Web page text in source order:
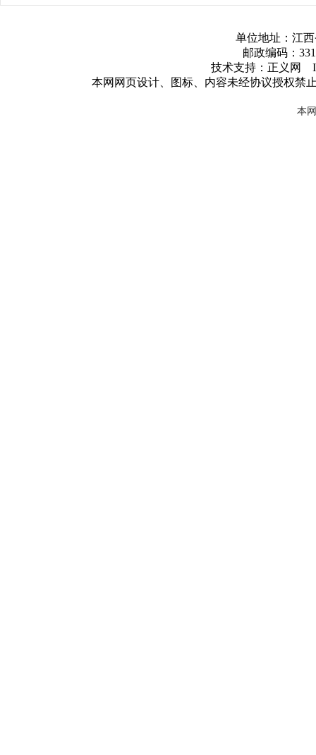
单位地址：江
邮政编码：
技术支持：正义网
本网网页设计、图标、内容未经协议授权禁
本